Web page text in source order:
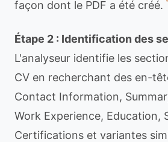
façon dont le PDF a été créé.
Étape 2 : Identification des
L'analyseur identifie les
CV en recherchant des en-
Contact Information,
Work Experience, Education,
Certifications et variantes